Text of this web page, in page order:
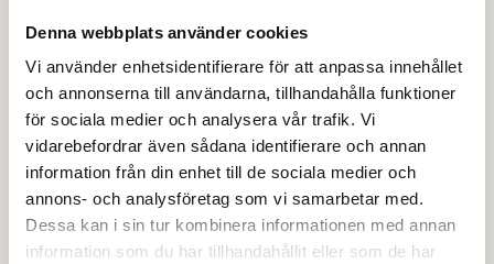
Denna webbplats använder cookies
Vi använder enhetsidentifierare för att anpassa innehållet
och annonserna till användarna, tillhandahålla funktioner
för sociala medier och analysera vår trafik. Vi
vidarebefordrar även sådana identifierare och annan
information från din enhet till de sociala medier och
annons- och analysföretag som vi samarbetar med.
Dessa kan i sin tur kombinera informationen med annan
information som du har tillhandahållit eller som de har
The annual report for 2024 will be
released today, March 17, 2025, in the
afternoon.
17 Mar 2025 01:00 PM
Add to calendar